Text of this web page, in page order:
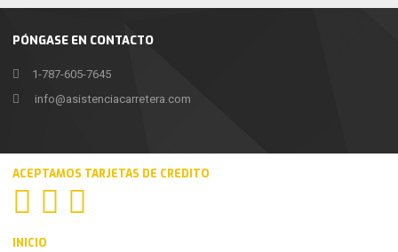
PÓNGASE EN CONTACTO
1-787-605-7645
info@asistenciacarretera.com
ACEPTAMOS TARJETAS DE CREDITO
INICIO